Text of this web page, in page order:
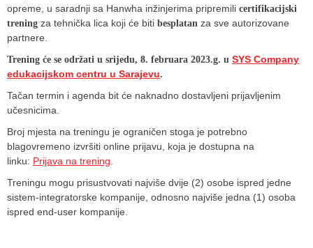
opreme, u saradnji sa Hanwha inžinjerima pripremili certifikacijski
trening za tehnička lica koji će biti besplatan za sve autorizovane
partnere.
Trening će se održati u srijedu, 8. februara 2023.g. u SYS Company
edukacijskom centru u Sarajevu.
Tačan termin i agenda bit će naknadno dostavljeni prijavljenim
učesnicima.
Broj mjesta na treningu je ograničen stoga je potrebno
blagovremeno izvršiti online prijavu, koja je dostupna na
linku: Prijava na trening
Treningu mogu prisustvovati najviše dvije (2) osobe ispred jedne
sistem-integratorske kompanije, odnosno najviše jedna (1) osoba
ispred end-user kompanije.